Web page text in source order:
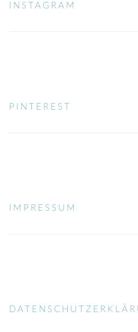
INSTAGRAM
PINTEREST
IMPRESSUM